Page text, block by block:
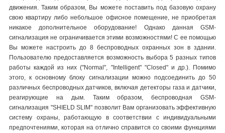
движения. Таким образом, Вы можете поставить под базовую охрану
свою квартиру либо небольшое офисное помещение, не приобретая
никакое дополнительное оборудование! Однако данная GSM-
сигнализация не ограничивается этими возможностями! С ее помощью
Вы можете настроить до 8 беспроводных охранных зон в здании.
Пользователю предоставляется возможность выбора 5 разных типов
работы каждой из них ("Normal", "Intelligent" "Closed" и др.). Помимо
этого, к основному блоку сигнализации можно подсоединить до 50
различных беспроводных датчиков, включая детекторы газа и датчики,
реагирующие на дым. Таким образом, беспроводная GSM-
сигнализация "SHIELD SLIM" позволит Вам организовать эффективную
систему охраны, работающую в соответствии с индивидуальными
предпочтениями, которая на отлично справится со своими функциями